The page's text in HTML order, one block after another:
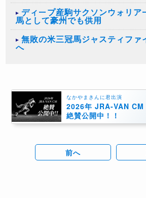
ディープ産駒サクソンウォリア
馬として豪州でも供用
無敗の米三冠馬ジャスティファ
へ
なかやまきんに君出演
2026年 JRA-VAN CM
絶賛公開中！！
前へ